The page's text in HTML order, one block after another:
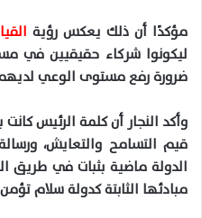
مؤكدًا أن ذلك يعكس رؤية
ليكونوا شركاء حقيقيين في
ضرورة رفع مستوى الوعي
وأكد النجار أن كلمة الرئيس كانت
قيم التسامح والتعايش،
الدولة ماضية بثبات في طريق
مبادئها الثابتة كدولة سلام